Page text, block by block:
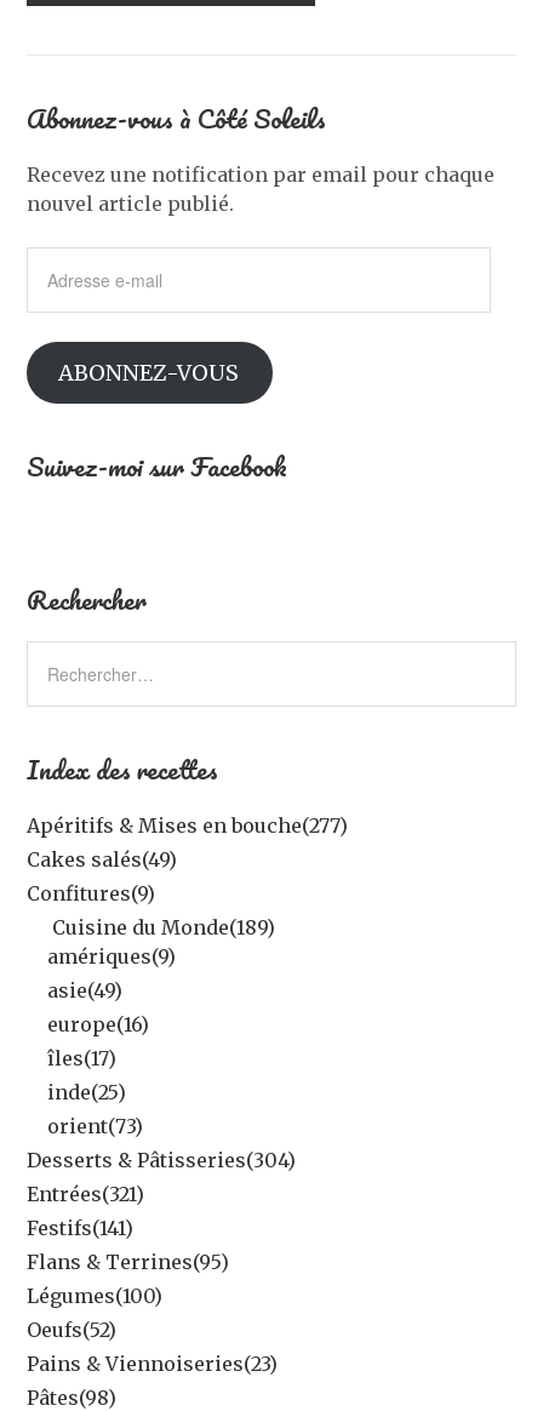
Abonnez-vous à Côté Soleils
Recevez une notification par email pour chaque
nouvel article publié.
mail
ABONNEZ-VOUS
Suivez-moi sur Facebook
Rechercher
Index des recettes
Apéritifs & Mises en bouche(277)
Cakes salés(49)
Confitures(9)
Cuisine du Monde(189)
amériques(9)
asie(49)
europe(16)
îles(17)
inde(25)
orient(73)
Desserts & Pâtisseries(304)
Entrées(321)
Festifs(141)
Flans & Terrines(95)
Légumes(100)
Oeufs(52)
Pains & Viennoiseries(23)
Pâtes(98)